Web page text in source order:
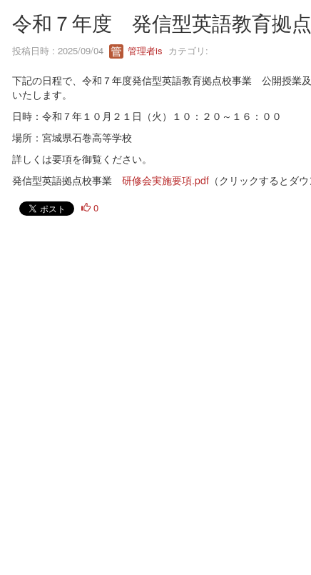
令和７年度 発信型英語教育拠
投稿日時 : 2025/09/04 管理者is カテゴリ:
下記の日程で、令和７年度発信型英語教育拠点校事業 公開授業
いたします。
日時：令和７年１０月２１日（火）１０：２０～１６：００
場所：宮城県石巻高等学校
詳しくは要項を御覧ください。
発信型英語拠点校事業 研修会実施要項.pdf（クリックするとダウ
0